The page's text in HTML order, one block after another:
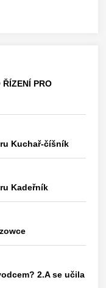
PRO
Kuchař-číšník
Kadeřník
2.A se učila